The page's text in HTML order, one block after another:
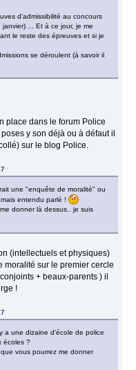
d'admissibilité au concours
... Et à ce jour, je me
le reste des épreuves et si je
se déroulent (à savoir il
place dans le forum Police
y son déjà ou à défaut il
sur le blog Police.
une "enquête de moralité" ou
entendu parlé !
donner là dessus.. je suis
(intellectuels et physiques)
moralité sur le premier cercle
+ beaux-parents ) il
!
a une dizaine d'école de police
écoles ?
vous pourrez me donner